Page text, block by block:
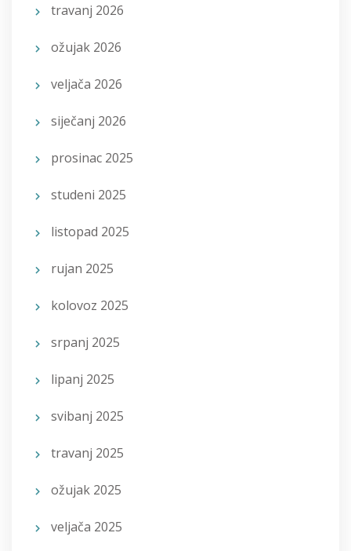
travanj 2026
ožujak 2026
veljača 2026
siječanj 2026
prosinac 2025
studeni 2025
listopad 2025
rujan 2025
kolovoz 2025
srpanj 2025
lipanj 2025
svibanj 2025
travanj 2025
ožujak 2025
veljača 2025